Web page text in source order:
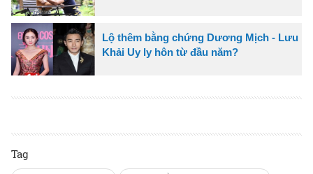
Lộ thêm bằng chứng Dương Mịch - Lưu
Khải Uy ly hôn từ đầu năm?
Tag